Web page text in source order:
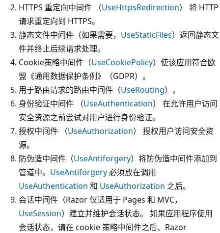
HTTPS 重定向中间件 （UseHttpsRedirection） 将 HTTP
请求重定向到 HTTPS。
静态文件中间件（如果需要， UseStaticFiles）返回静态文
件并终止后续请求处理。
Cookie策略中间件（UseCookiePolicy）使该应用符合欧
盟《通用数据保护条例》（GDPR）。
用于路由请求的路由中间件（UseRouting）。
身份验证中间件 （UseAuthentication） 在允许用户访问
安全资源之前尝试对用户进行身份验证。
授权中间件 （UseAuthorization） 授权用户访问安全资
源。
防伪造中间件（UseAntiforgery）将防伪造中间件添加到
管道中。 UseAntiforgery必须放在调用
UseAuthentication 和 UseAuthorization 之后。
会话中间件（Razor 仅适用于 Pages 和 MVC，
UseSession）建立并维护会话状态。 如果应用程序使用
会话状态，请在 cookie 策略中间件之后、Razor